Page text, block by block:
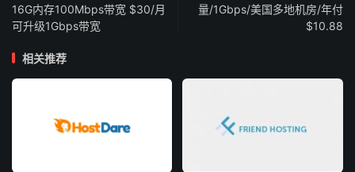
16G内存100Mbps带宽 $30/月
可升级1Gbps带宽
量/1Gbps/美国多地机房/年付
$10.88
相关推荐